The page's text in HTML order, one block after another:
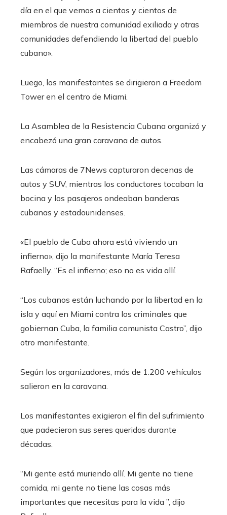
día en el que vemos a cientos y cientos de
miembros de nuestra comunidad exiliada y otras
comunidades defendiendo la libertad del pueblo
cubano».
Luego, los manifestantes se dirigieron a Freedom
Tower en el centro de Miami.
La Asamblea de la Resistencia Cubana organizó y
encabezó una gran caravana de autos.
Las cámaras de 7News capturaron decenas de
autos y SUV, mientras los conductores tocaban la
bocina y los pasajeros ondeaban banderas
cubanas y estadounidenses.
«El pueblo de Cuba ahora está viviendo un
infierno», dijo la manifestante María Teresa
Rafaelly. “Es el infierno; eso no es vida allí.
“Los cubanos están luchando por la libertad en la
isla y aquí en Miami contra los criminales que
gobiernan Cuba, la familia comunista Castro”, dijo
otro manifestante.
Según los organizadores, más de 1.200 vehículos
salieron en la caravana.
Los manifestantes exigieron el fin del sufrimiento
que padecieron sus seres queridos durante
décadas.
“Mi gente está muriendo allí. Mi gente no tiene
comida, mi gente no tiene las cosas más
importantes que necesitas para la vida ”, dijo